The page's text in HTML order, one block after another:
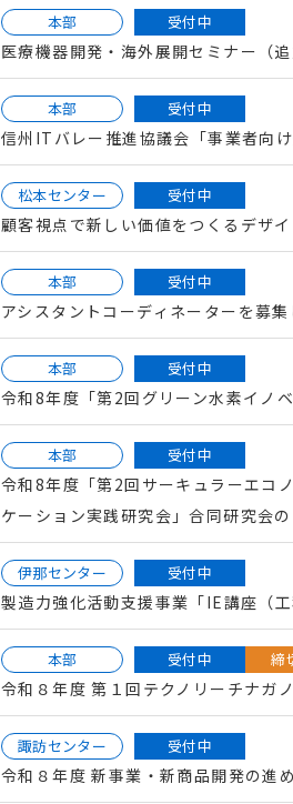
本部 受付中
医療機器開発・海外展開セミナー（追
本部 受付中
信州ITバレー推進協議会「事業者向
松本センター 受付中
顧客視点で新しい価値をつくるデザ
本部 受付中
アシスタントコーディネーターを募集
本部 受付中
令和8年度「第2回グリーン水素イノ
本部 受付中
令和8年度「第2回サーキュラーエコ
ケーション実践研究会」合同研究会
伊那センター 受付中
製造力強化活動支援事業「IE講座（
本部 受付中 締
令和８年度 第１回テクノリーチナガ
諏訪センター 受付中
令和８年度 新事業・新商品開発の進